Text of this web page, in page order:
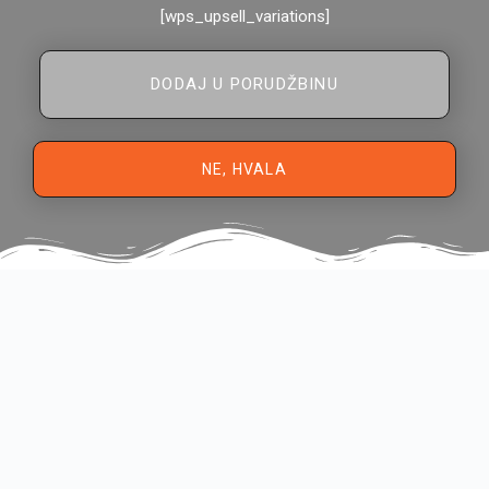
[wps_upsell_variations]
DODAJ U PORUDŽBINU
NE, HVALA